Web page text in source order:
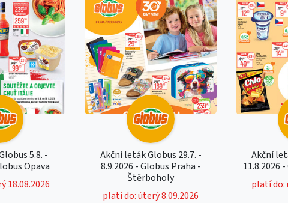
5.8. -
Opava
18.08.2026
Akční leták Globus 29.7. -
8.9.2026 - Globus Praha -
Štěrboholy
platí do: úterý 8.09.2026
Akční
11.8.2026
platí do: